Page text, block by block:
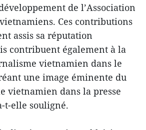
de l’Association
Ces contributions
assis sa réputation
contribuent également à la
vietnamien dans le
une image éminente du
vietnamien dans la presse
t-elle souligné.